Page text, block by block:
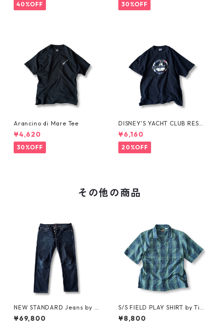
40%OFF 30%OFF
Arancino di Mare Tee
¥4,620
30%OFF
DISNEY'S YACHT CLUB RESO
RT Tee
¥6,160
20%OFF
その他の商品
NEW STANDARD Jeans by A.
P.C. x Supreme
¥69,800
S/S FIELD PLAY SHIRT by Ti
mberland
¥8,800